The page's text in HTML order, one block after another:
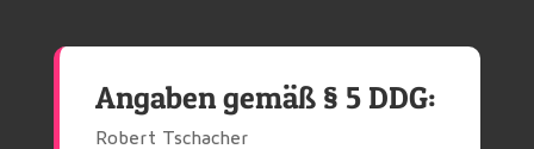
Angaben gemäß § 5 DDG:
Robert Tschacher